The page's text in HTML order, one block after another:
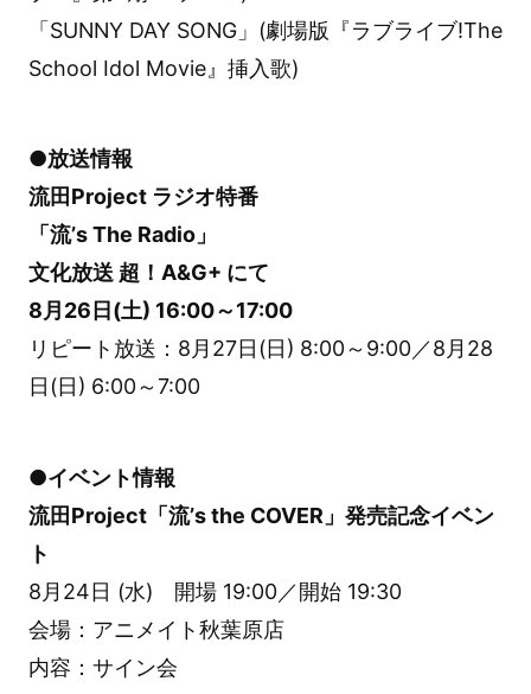
「SUNNY DAY SONG」(劇場版『ラブライブ!The
School Idol Movie』挿入歌)
●放送情報
流田Project ラジオ特番
「流’s The Radio」
文化放送 超！A&G+ にて
8月26日(土) 16:00～17:00
リピート放送：8月27日(日) 8:00～9:00／8月28
日(日) 6:00～7:00
●イベント情報
流田Project「流’s the COVER」発売記念イベン
ト
8月24日 (水) 開場 19:00／開始 19:30
会場：アニメイト秋葉原店
内容：サイン会